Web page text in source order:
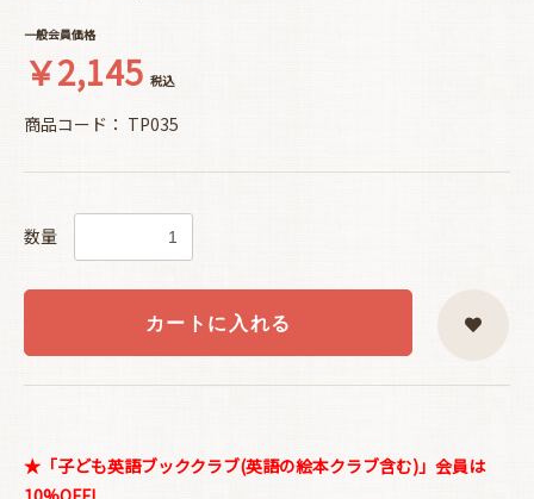
一般会員価格
￥2,145 税込
商品コード： TP035
数量
カートに入れる
★「子ども英語ブッククラブ(英語の絵本クラブ含む)」会員は